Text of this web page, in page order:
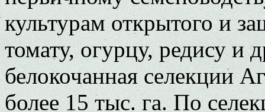
культурам открытого и
томату, огурцу, редису и
белокочанная селекции
более 15 тыс. га. По